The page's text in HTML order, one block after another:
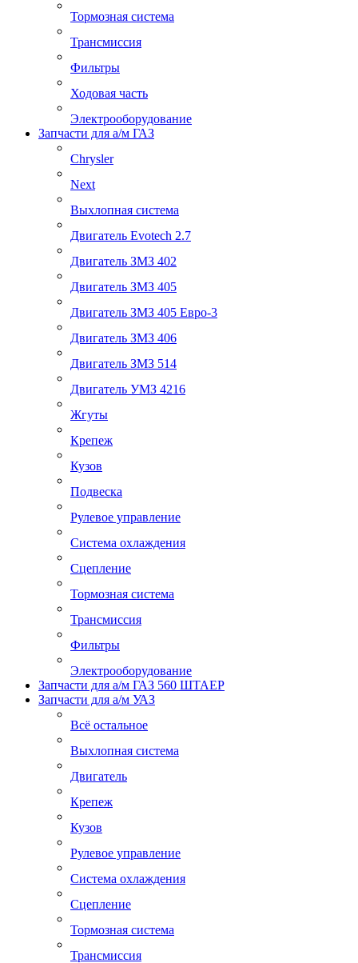
Тормозная система
Трансмиссия
Фильтры
Ходовая часть
Электрооборудование
Запчасти для а/м ГАЗ
Chrysler
Next
Выхлопная система
Двигатель Evotech 2.7
Двигатель ЗМЗ 402
Двигатель ЗМЗ 405
Двигатель ЗМЗ 405 Евро-3
Двигатель ЗМЗ 406
Двигатель ЗМЗ 514
Двигатель УМЗ 4216
Жгуты
Крепеж
Кузов
Подвеска
Рулевое управление
Система охлаждения
Сцепление
Тормозная система
Трансмиссия
Фильтры
Электрооборудование
Запчасти для а/м ГАЗ 560 ШТАЕР
Запчасти для а/м УАЗ
Всё остальное
Выхлопная система
Двигатель
Крепеж
Кузов
Рулевое управление
Система охлаждения
Сцепление
Тормозная система
Трансмиссия